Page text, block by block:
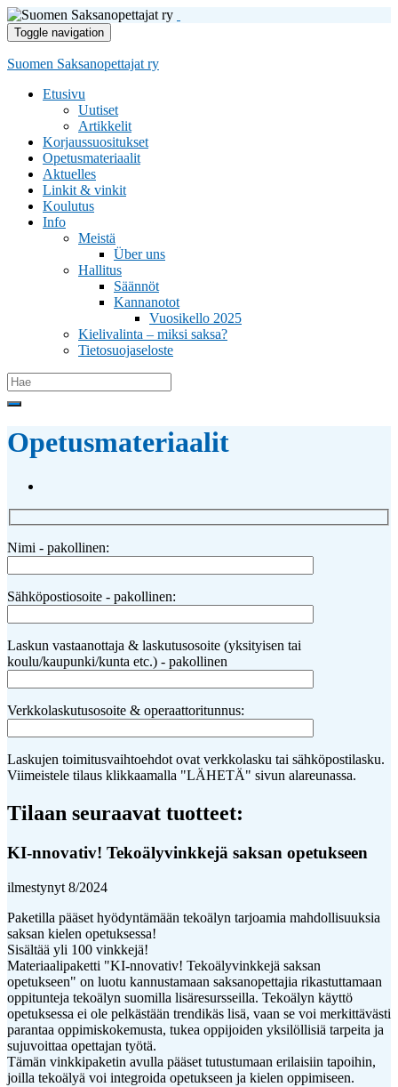
Toggle navigation
Suomen Saksanopettajat ry
Etusivu
Uutiset
Artikkelit
Korjaussuositukset
Opetusmateriaalit
Aktuelles
Linkit & vinkit
Koulutus
Info
Meistä
Über uns
Hallitus
Säännöt
Kannanotot
Vuosikello 2025
Kielivalinta – miksi saksa?
Tietosuojaseloste
Search
for:
Opetusmateriaalit
Nimi - pakollinen:
Sähköpostiosoite - pakollinen:
Laskun vastaanottaja & laskutusosoite (yksityisen tai
koulu/kaupunki/kunta etc.) - pakollinen
Verkkolaskutusosoite & operaattoritunnus:
Laskujen toimitusvaihtoehdot ovat verkkolasku tai sähköpostilasku.
Viimeistele tilaus klikkaamalla "LÄHETÄ" sivun alareunassa.
Tilaan seuraavat tuotteet:
KI-nnovativ! Tekoälyvinkkejä saksan opetukseen
ilmestynyt 8/2024
Paketilla pääset hyödyntämään tekoälyn tarjoamia mahdollisuuksia
saksan kielen opetuksessa!
Sisältää yli 100 vinkkejä!
Materiaalipaketti "KI-nnovativ! Tekoälyvinkkejä saksan
opetukseen" on luotu kannustamaan saksanopettajia rikastuttamaan
oppitunteja tekoälyn suomilla lisäresursseilla. Tekoälyn käyttö
opetuksessa ei ole pelkästään trendikäs lisä, vaan se voi merkittävästi
parantaa oppimiskokemusta, tukea oppijoiden yksilöllisiä tarpeita ja
sujuvoittaa opettajan työtä.
Tämän vinkkipaketin avulla pääset tutustumaan erilaisiin tapoihin,
joilla tekoälyä voi integroida opetukseen ja kielen oppimiseen.